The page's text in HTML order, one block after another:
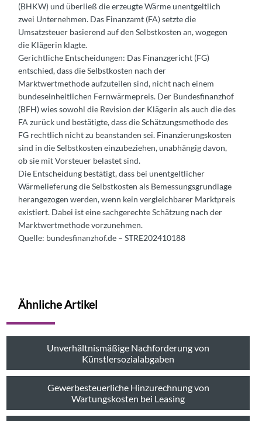
(BHKW) und überließ die erzeugte Wärme unentgeltlich
zwei Unternehmen. Das Finanzamt (FA) setzte die
Umsatzsteuer basierend auf den Selbstkosten an, wogegen
die Klägerin klagte.
Gerichtliche Entscheidungen: Das Finanzgericht (FG)
entschied, dass die Selbstkosten nach der
Marktwertmethode aufzuteilen sind, nicht nach einem
bundeseinheitlichen Fernwärmepreis. Der Bundesfinanzhof
(BFH) wies sowohl die Revision der Klägerin als auch die des
FA zurück und bestätigte, dass die Schätzungsmethode des
FG rechtlich nicht zu beanstanden sei. Finanzierungskosten
sind in die Selbstkosten einzubeziehen, unabhängig davon,
ob sie mit Vorsteuer belastet sind.
Die Entscheidung bestätigt, dass bei unentgeltlicher
Wärmelieferung die Selbstkosten als Bemessungsgrundlage
herangezogen werden, wenn kein vergleichbarer Marktpreis
existiert. Dabei ist eine sachgerechte Schätzung nach der
Marktwertmethode vorzunehmen.
Quelle: bundesfinanzhof.de – STRE202410188
Ähnliche Artikel
Unverhältnismäßige Nachforderung von
Künstlersozialabgaben
Gewerbesteuerliche Hinzurechnung von
Wartungskosten bei Leasing